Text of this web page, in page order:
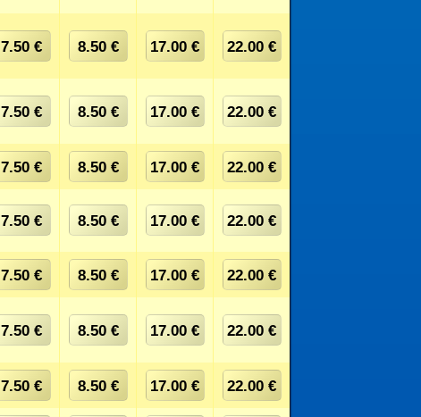
7.50 € 8.50 € 17.00 € 22.00 €
7.50 € 8.50 € 17.00 € 22.00 €
7.50 € 8.50 € 17.00 € 22.00 €
7.50 € 8.50 € 17.00 € 22.00 €
7.50 € 8.50 € 17.00 € 22.00 €
7.50 € 8.50 € 17.00 € 22.00 €
7.50 € 8.50 € 17.00 € 22.00 €